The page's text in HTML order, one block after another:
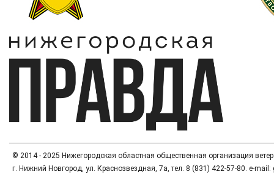
© 2014 - 2025 Нижегородская областная общественная организация
г. Нижний Новгород, ул. Краснозвездная, 7а, тел. 8 (831) 422-57-80. e-